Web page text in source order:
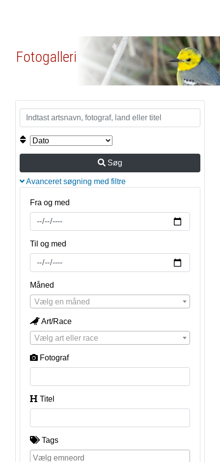
Fotogalleri
Søg
Avanceret søgning med filtre
Fra og med
Til og med
Måned
Vælg en måned
Art/Race
Vælg art eller race
Fotograf
Titel
Tags